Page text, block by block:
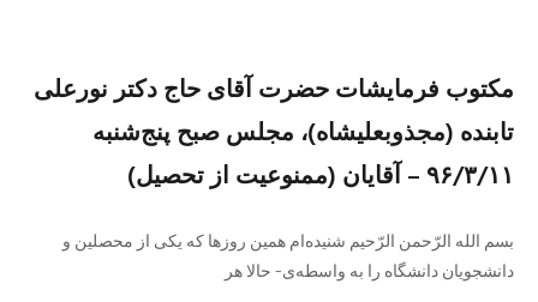
مکتوب فرمایشات حضرت آقای حاج دکتر نورعلی
تابنده (مجذوبعلیشاه)، مجلس صبح پنج‌شنبه
۹۶/۳/۱۱ – آقایان (ممنوعیت از تحصیل)
بسم الله الرّحمن الرّحیم شنیده‌ام همین روزها که یکی از محصلین و
دانشجویان دانشگاه را به واسطه‌ی- حالا هر